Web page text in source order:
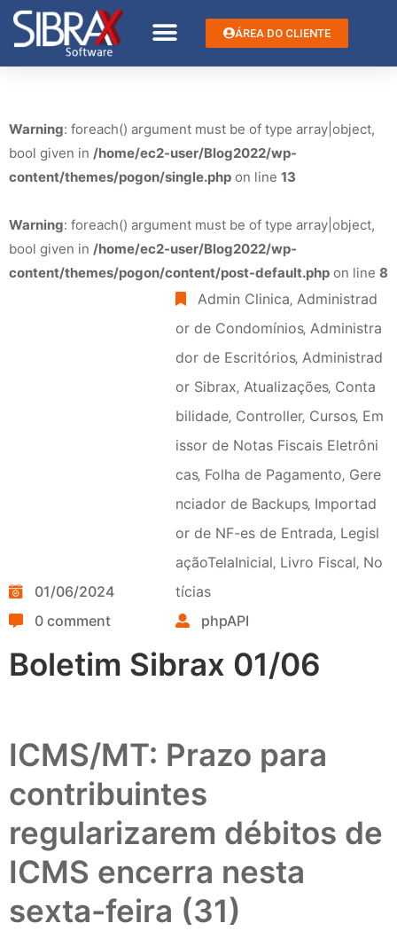
ÁREA DO CLIENTE
Warning: foreach() argument must be of type array|object,
bool given in /home/ec2-user/Blog2022/wp-
content/themes/pogon/single.php on line 13
Warning: foreach() argument must be of type array|object,
bool given in /home/ec2-user/Blog2022/wp-
content/themes/pogon/content/post-default.php on line 8
01/06/2024
Admin Clinica‚ Administrad
or de Condomínios‚ Administra
dor de Escritórios‚ Administrad
or Sibrax‚ Atualizações‚ Conta
bilidade‚ Controller‚ Cursos‚ Em
issor de Notas Fiscais Eletrôni
cas‚ Folha de Pagamento‚ Gere
nciador de Backups‚ Importad
or de NF-es de Entrada‚ Legisl
açãoTelaInicial‚ Livro Fiscal‚ No
tícias
0 comment
phpAPI
Boletim Sibrax 01/06
ICMS/MT: Prazo para
contribuintes
regularizarem débitos de
ICMS encerra nesta
sexta-feira (31)